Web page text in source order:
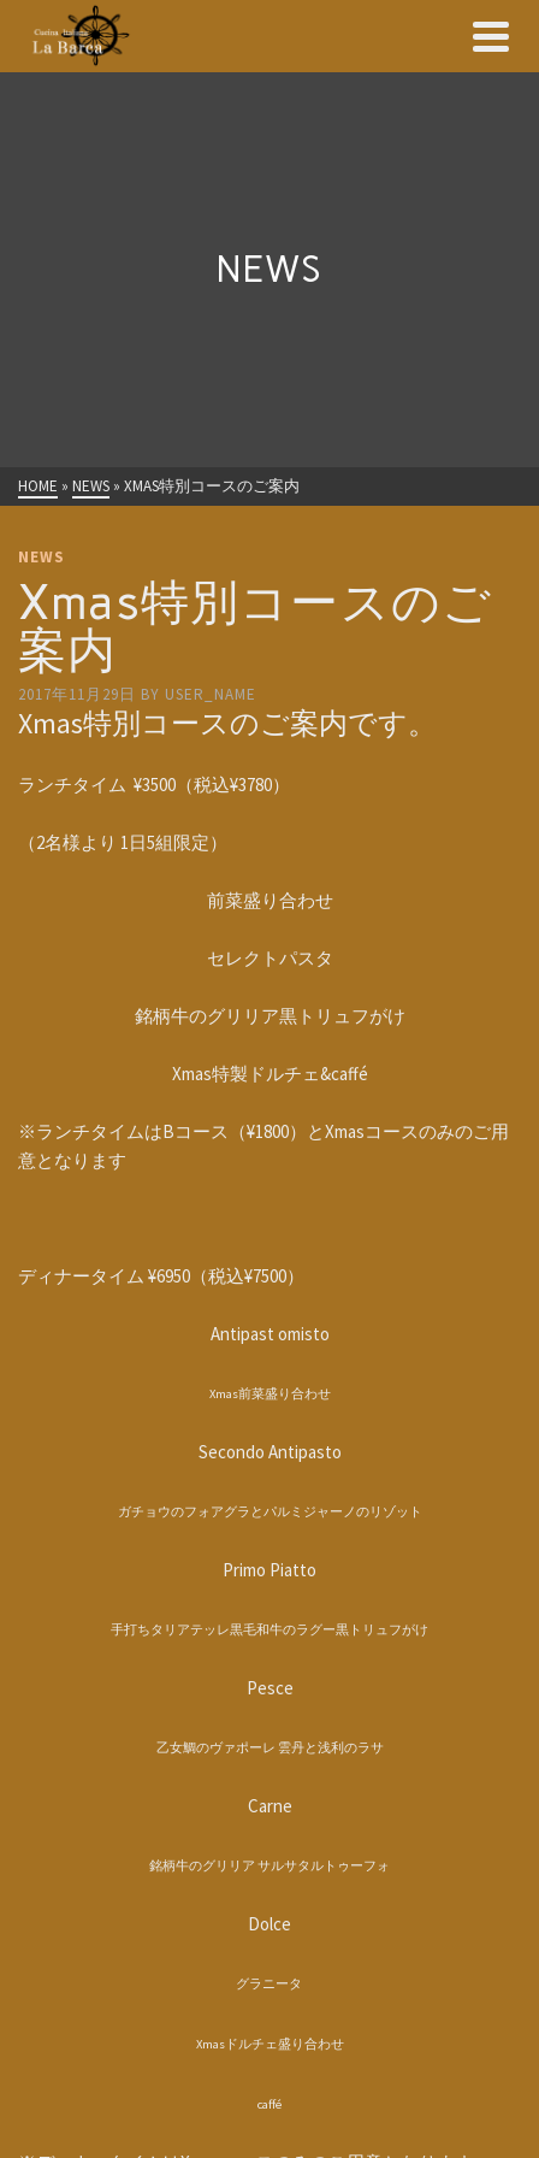
NEWS
HOME » NEWS » XMAS特別コースのご案内
NEWS
Xmas特別コースのご
案内
2017年11月29日 BY USER_NAME
Xmas特別コースのご案内です。
ランチタイム ¥3500（税込¥3780）
（2名様より 1日5組限定）
前菜盛り合わせ
セレクトパスタ
銘柄牛のグリリア黒トリュフがけ
Xmas特製ドルチェ&caffé
※ランチタイムはBコース（¥1800）とXmasコースのみのご用
意となります
ディナータイム ¥6950（税込¥7500）
Antipast omisto
Xmas前菜盛り合わせ
Secondo Antipasto
ガチョウのフォアグラとパルミジャーノのリゾット
Primo Piatto
手打ちタリアテッレ黒毛和牛のラグー黒トリュフがけ
Pesce
乙女鯛のヴァポーレ 雲丹と浅利のラサ
Carne
銘柄牛のグリリア サルサタルトゥーフォ
Dolce
グラニータ
Xmasドルチェ盛り合わせ
caffé